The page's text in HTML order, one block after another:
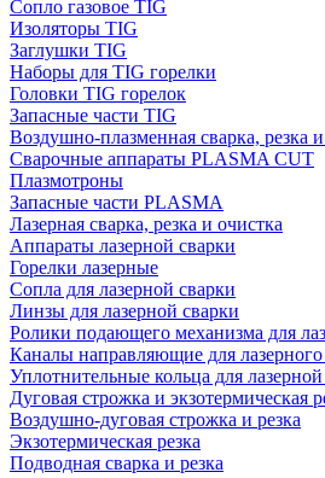
Сопло газовое TIG
Изоляторы TIG
Заглушки TIG
Наборы для TIG горелки
Головки TIG горелок
Запасные части TIG
Воздушно-плазменная сварка, резка
Сварочные аппараты PLASMA CUT
Плазмотроны
Запасные части PLASMA
Лазерная сварка, резка и очистка
Аппараты лазерной сварки
Горелки лазерные
Сопла для лазерной сварки
Линзы для лазерной сварки
Ролики подающего механизма для
Каналы направляющие для лазерного
Уплотнительные кольца для
Дуговая строжка и экзотермическая
Воздушно-дуговая строжка и резка
Экзотермическая резка
Подводная сварка и резка